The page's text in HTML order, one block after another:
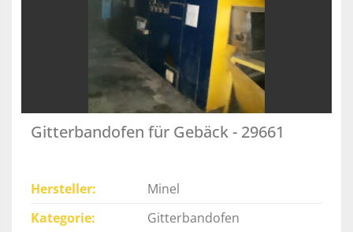
Gitterbandofen für Gebäck - 29661
Hersteller
Minel
Kategorie
Gitterbandofen